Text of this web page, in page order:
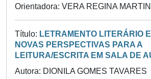
Orientadora: VERA REGINA
Título: LETRAMENTO LITERÁRIO
NOVAS PERSPECTIVAS PARA A
LEITURA/ESCRITA EM SALA DE
Autora: DIONILA GOMES TAVARES